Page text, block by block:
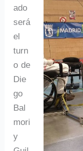
ado
será
el
turn
o de
Die
go
Bal
mori
y